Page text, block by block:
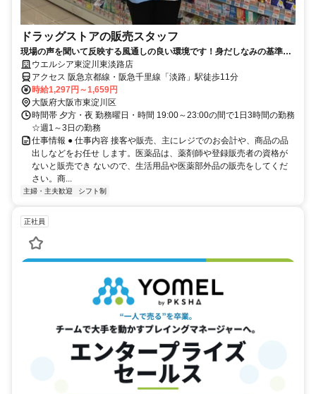
ドラッグストアの販売スタッフ
現場の声を聞いて反映する風通しの良い環境です！身だしなみの基準を
大幅に緩和しました！
ウエルシア東淀川東淡路店
アクセス 阪急京都線・阪急千里線「淡路」駅徒歩11分
時給1,297円～1,659円
大阪府大阪市東淀川区
時間帯 夕方・夜 勤務曜日・時間 19:00～23:00の間で1日3時間の勤務
☆週1～3日の勤務
仕事情報 ● 仕事内容 接客や販売、主にレジでのお会計や、商品の品
出しなどをお任せ します。医薬品は、薬剤師や登録販売者の資格が
ないと販売でき ないので、生活用品や医薬部外品の販売をしてくだ
さい。商...
主婦・主夫歓迎 シフト制
正社員